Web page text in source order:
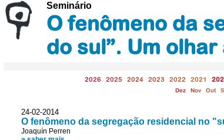
Seminário
O fenômeno da
do sul”. Um
2026 2025 2024 2023 2022 2021
Dez Nov Out
24-02-2014
O fenômeno da segregação residencial no
Joaquín Perren